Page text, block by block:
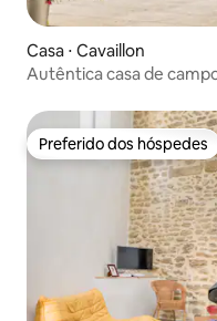
Casa ⋅ Cavaillon
Autêntica casa de
Preferido dos hóspedes
Preferido dos hóspedes